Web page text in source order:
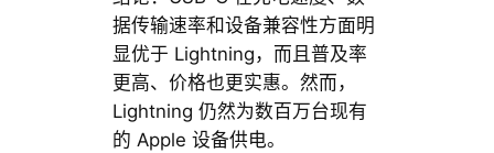
据传输速率和设备兼容性方面明
显优于 Lightning，而且普及率
更高、价格也更实惠。然而，
Lightning 仍然为数百万台现有
的 Apple 设备供电。